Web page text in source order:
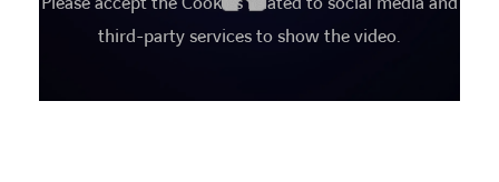
third-party services to show the video.